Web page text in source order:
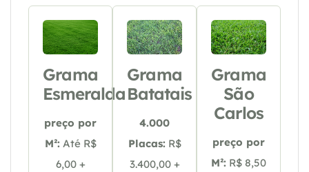
Grama
Esmeralda
preço por
M²: Até R$
6,00 +
Grama
Batatais
4.000
Placas: R$
3.400,00 +
Grama
São
Carlos
preço por
M²: R$ 8,50